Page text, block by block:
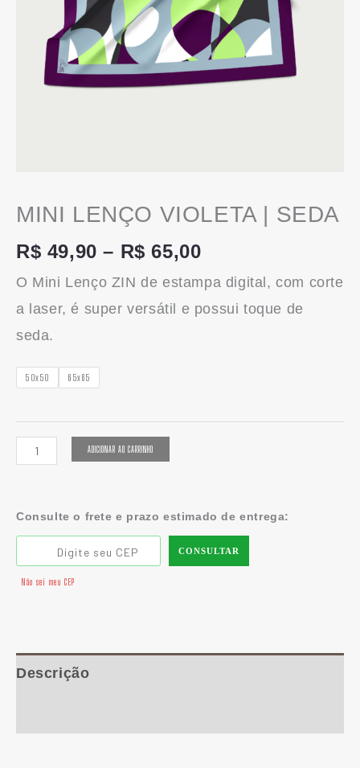
MINI LENÇO VIOLETA | SEDA
R$ 49,90 – R$ 65,00
O Mini Lenço ZIN de estampa digital, com corte
a laser, é super versátil e possui toque de
seda.
50x50 65x65
ADICIONAR AO CARRINHO
Consulte o frete e prazo estimado de entrega:
CONSULTAR
Não sei meu CEP
Descrição